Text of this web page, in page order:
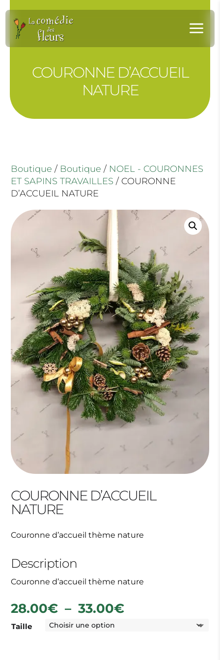
a
COURONNE D’ACCUEIL
NATURE
Boutique / Boutique / NOEL - COURONNES
ET SAPINS TRAVAILLES / COURONNE
D’ACCUEIL NATURE
COURONNE D’ACCUEIL
NATURE
Couronne d’accueil thème nature
Description
Couronne d’accueil thème nature
28.00€ – 33.00€Plage
Taille